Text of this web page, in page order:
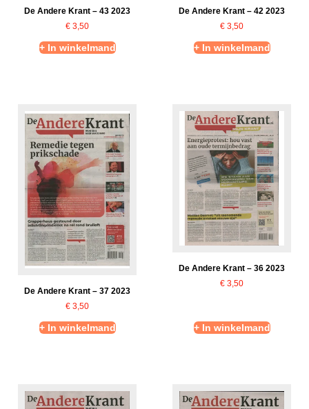
De Andere Krant – 43 2023
€ 3,50
+ In winkelmand
De Andere Krant – 42 2023
€ 3,50
+ In winkelmand
De Andere Krant – 37 2023
€ 3,50
+ In winkelmand
De Andere Krant – 36 2023
€ 3,50
+ In winkelmand